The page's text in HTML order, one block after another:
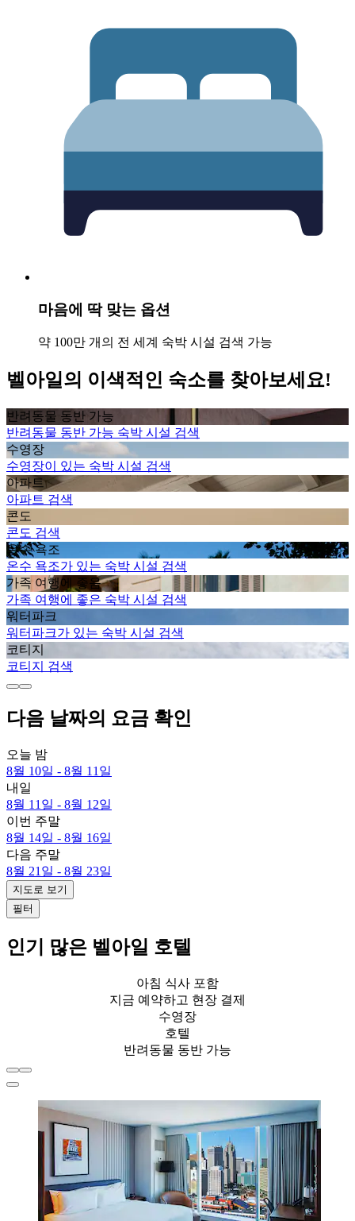
마음에 딱 맞는 옵션
약 100만 개의 전 세계 숙박 시설 검색 가능
벨아일의 이색적인 숙소를 찾아보세요!
반려동물 동반 가능
반려동물 동반 가능 숙박 시설 검색
수영장
수영장이 있는 숙박 시설 검색
아파트
아파트 검색
콘도
콘도 검색
온수 욕조
온수 욕조가 있는 숙박 시설 검색
가족 여행에 좋음
가족 여행에 좋은 숙박 시설 검색
워터파크
워터파크가 있는 숙박 시설 검색
코티지
코티지 검색
다음 날짜의 요금 확인
오늘 밤
8월 10일 - 8월 11일
내일
8월 11일 - 8월 12일
이번 주말
8월 14일 - 8월 16일
다음 주말
8월 21일 - 8월 23일
지도로 보기
필터
인기 많은 벨아일 호텔
아침 식사 포함
지금 예약하고 현장 결제
수영장
호텔
반려동물 동반 가능